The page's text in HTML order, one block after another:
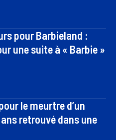
pour Barbieland :
une suite à « Barbie »
le meurtre d’un
retrouvé dans une